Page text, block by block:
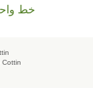
خط
Cottin